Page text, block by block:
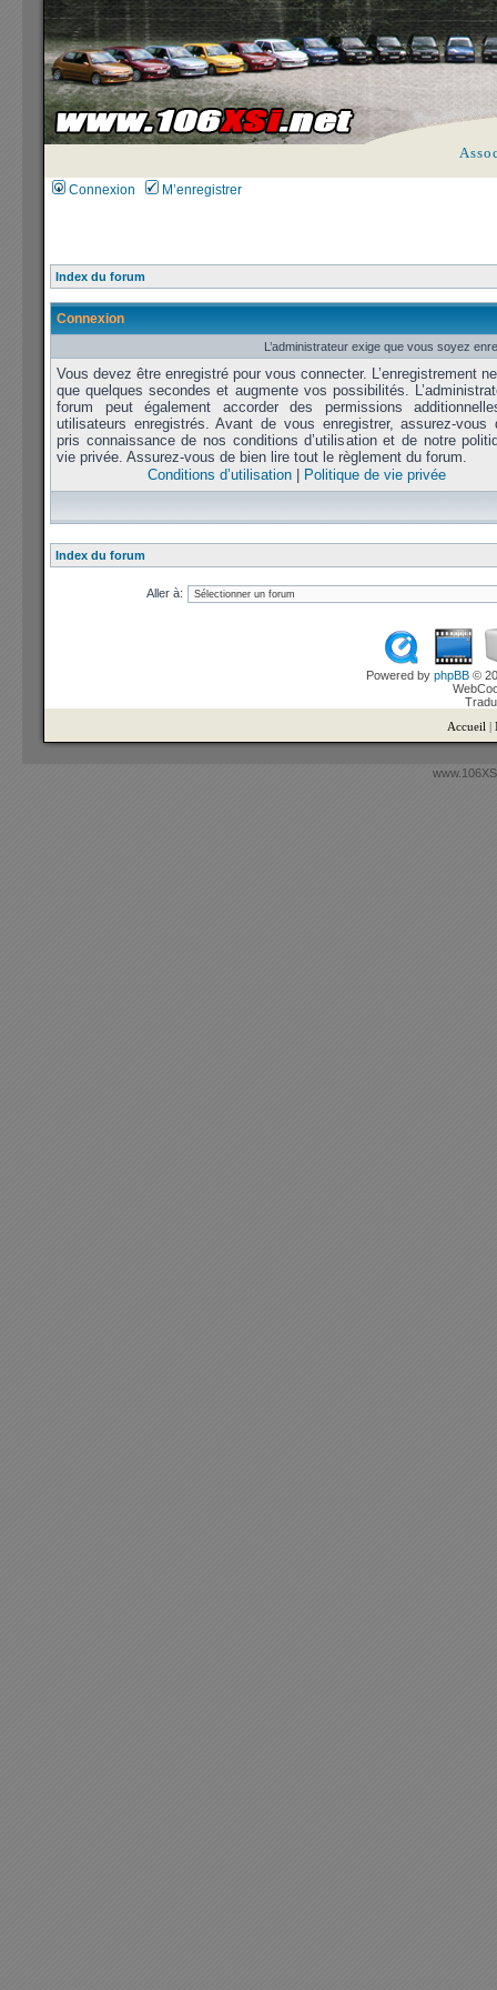
Connexion M’enregistrer
Index du forum
Connexion
L’administrateur exige que vous soyez
Vous devez être enregistré pour vous connecter. L’enregistrement
que quelques secondes et augmente vos possibilités.
forum peut également accorder des permissions
utilisateurs enregistrés. Avant de vous enregistrer, assurez-vous
pris connaissance de nos conditions d’utilisation et de notre
vie privée. Assurez-vous de bien lire tout le règlement du forum.
Conditions d’utilisation
Politique de vie privée
Index du forum
Aller à:
Powered by phpBB ©
Accueil |